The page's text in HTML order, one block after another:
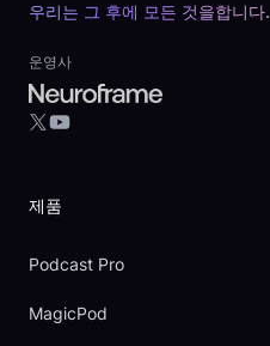
우리는 그 후에 모든 것을합니다.
운영사
X YouTube
제품
Podcast Pro
MagicPod